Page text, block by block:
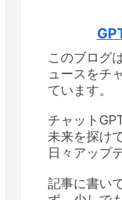
このブログ
ュースをチ
ています。
チャット
未来を探け
日々アップ
記事に書い